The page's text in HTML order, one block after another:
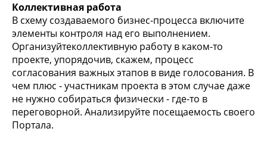
Коллективная работа
В схему создаваемого бизнес-процесса включите
элементы контроля над его выполнением.
Организуйтеколлективную работу в каком-то
проекте, упорядочив, скажем, процесс
согласования важных этапов в виде голосования. В
чем плюс - участникам проекта в этом случае даже
не нужно собираться физически - где-то в
переговорной. Анализируйте посещаемость своего
Портала.